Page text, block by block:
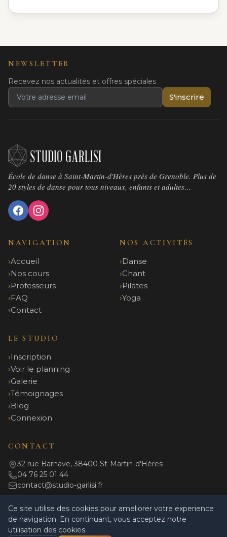
NEWSLETTER
Recevez nos actualités et offres spéciales
S'inscrire
École de danse à Saint-Martin-d'Hères près de Grenoble. Plus de
20 styles de danse pour tous niveaux, enfants et adultes…
NAVIGATION
Accueil
Nos cours
Professeurs
FAQ
Contact
NOS ACTIVITÉS
Danse
Chant
Pilates
Yoga
LE STUDIO
Inscription
Voir le planning
Galerie
Témoignages
Blog
Connexion
CONTACT
32 rue Barnave, 38400 St-Martin-d'Hères
04 76 25 01 44
contact@studio-garlisi.fr
© 2026 Studio Garlisi. Tous droits réservés.
Mentions légales|Politique de confidentialité
Ce site utilise des cookies pour ameliorer votre experience
de navigation. En continuant, vous acceptez notre
utilisation des cookies.